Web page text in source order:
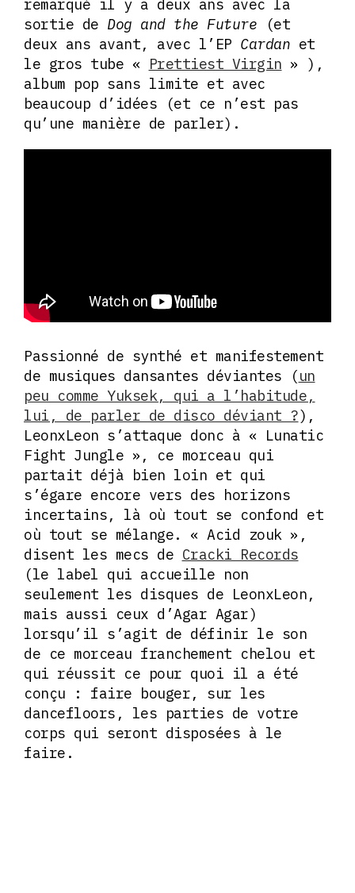
remarqué il y a deux ans avec la
sortie de Dog and the Future (et
deux ans avant, avec l’EP Cardan et
le gros tube «
Prettiest Virgin » ),
album pop sans limite et avec
beaucoup d’idées (et ce n’est pas
qu’une manière de parler).
Passionné de synthé et manifestement
de musiques dansantes déviantes (un
peu comme Yuksek, qui a l’habitude,
lui, de parler de disco déviant ?),
LeonxLeon s’attaque donc à « Lunatic
Fight Jungle », ce morceau qui
partait déjà bien loin et qui
s’égare encore vers des horizons
incertains, là où tout se confond et
où tout se mélange. « Acid zouk »,
disent les mecs de Cracki Records
(le label qui accueille non
seulement les disques de LeonxLeon,
mais aussi ceux d’Agar Agar)
lorsqu’il s’agit de définir le son
de ce morceau franchement chelou et
qui réussit ce pour quoi il a été
conçu : faire bouger, sur les
dancefloors, les parties de votre
corps qui seront disposées à le
faire.